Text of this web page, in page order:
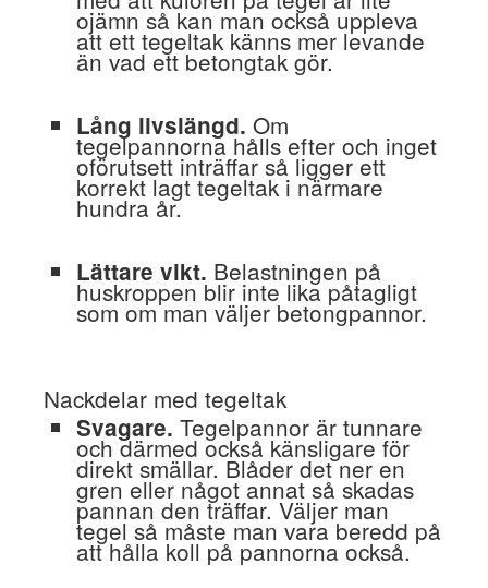
ojämn så kan man också uppleva
att ett tegeltak känns mer levande
än vad ett betongtak gör.
Lång livslängd. Om
tegelpannorna hålls efter och inget
oförutsett inträffar så ligger ett
korrekt lagt tegeltak i närmare
hundra år.
Lättare vikt. Belastningen på
huskroppen blir inte lika påtagligt
som om man väljer betongpannor.
Nackdelar med tegeltak
Svagare. Tegelpannor är tunnare
och därmed också känsligare för
direkt smällar. Blåder det ner en
gren eller något annat så skadas
pannan den träffar. Väljer man
tegel så måste man vara beredd på
att hålla koll på pannorna också.